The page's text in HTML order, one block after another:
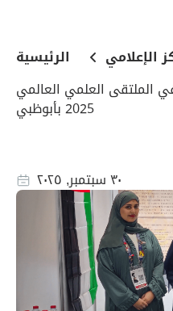
الرئيسية
الإعلامي
الملتقى العلمي العالمي
2025 بأبوظبي
٣٠ سبتمبر, ٢٠٢٥